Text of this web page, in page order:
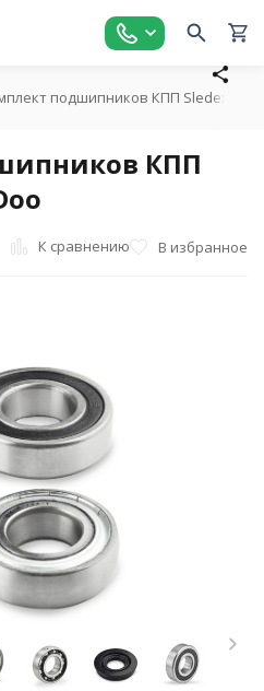
подшипников КПП Sledex для
КПП
К сравнению В избранное